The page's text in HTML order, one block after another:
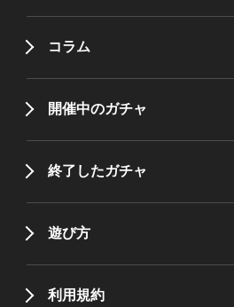
コラム
開催中のガチャ
終了したガチャ
遊び方
利用規約